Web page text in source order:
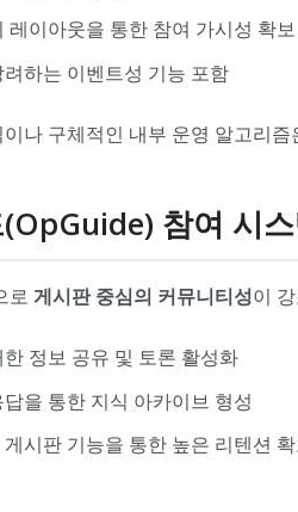
레이아웃을 통한 참여 가시성 확보
하는 이벤트성 기능 포함
나 구체적인 내부 운영 알고리
참여 시
로 게시판 중심의 커뮤니티성이
정보 공유 및 토론 활성화
을 통한 지식 아카이브 형성
시판 기능을 통한 높은 리텐션